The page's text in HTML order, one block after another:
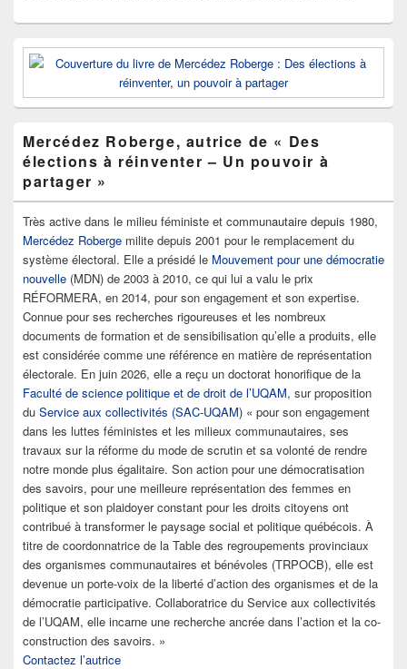
Mercédez Roberge, autrice de « Des
élections à réinventer – Un pouvoir à
partager »
Très active dans le milieu féministe et communautaire depuis 1980,
Mercédez Roberge milite depuis 2001 pour le remplacement du
système électoral. Elle a présidé le Mouvement pour une démocratie
nouvelle (MDN) de 2003 à 2010, ce qui lui a valu le prix
RÉFORMERA, en 2014, pour son engagement et son expertise.
Connue pour ses recherches rigoureuses et les nombreux
documents de formation et de sensibilisation qu’elle a produits, elle
est considérée comme une référence en matière de représentation
électorale. En juin 2026, elle a reçu un doctorat honorifique de la
Faculté de science politique et de droit de l’UQAM, sur proposition
du Service aux collectivités (SAC-UQAM) « pour son engagement
dans les luttes féministes et les milieux communautaires, ses
travaux sur la réforme du mode de scrutin et sa volonté de rendre
notre monde plus égalitaire. Son action pour une démocratisation
des savoirs, pour une meilleure représentation des femmes en
politique et son plaidoyer constant pour les droits citoyens ont
contribué à transformer le paysage social et politique québécois. À
titre de coordonnatrice de la Table des regroupements provinciaux
des organismes communautaires et bénévoles (TRPOCB), elle est
devenue un porte-voix de la liberté d’action des organismes et de la
démocratie participative. Collaboratrice du Service aux collectivités
de l’UQAM, elle incarne une recherche ancrée dans l’action et la co-
construction des savoirs. »
Contactez l’autrice